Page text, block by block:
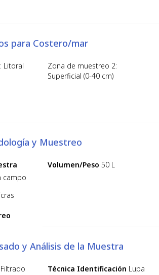
para Costero/mar
Litoral
Zona de muestreo 2:
Superficial (0-40 cm)
y Muestreo
campo
Volumen/Peso 50 L
y Análisis de la Muestra
Filtrado
Técnica Identificación Lupa